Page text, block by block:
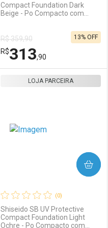
Compact Foundation Dark
Beige - Po Compacto com
R$ 359,90
R$313,90
13% OFF
(0)
Shiseido SB UV Protective
Compact Foundation Light
Ochre - Po Compacto com
LOJA PARCEIRA
COMPRAR